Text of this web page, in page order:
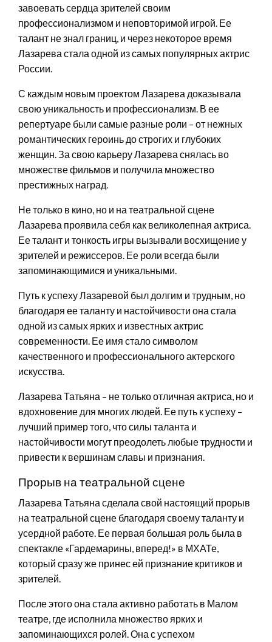
завоевать сердца зрителей своим
профессионализмом и неповторимой игрой. Ее
талант не знал границ, и через некоторое время
Лазарева стала одной из самых популярных актрис
России.
С каждым новым проектом Лазарева доказывала
свою уникальность и профессионализм. В ее
репертуаре были самые разные роли – от нежных
романтических героинь до строгих и глубоких
женщин. За свою карьеру Лазарева снялась во
множестве фильмов и получила множество
престижных наград.
Не только в кино, но и на театральной сцене
Лазарева проявила себя как великолепная актриса.
Ее талант и тонкость игры вызывали восхищение у
зрителей и режиссеров. Ее роли всегда были
запоминающимися и уникальными.
Путь к успеху Лазаревой был долгим и трудным, но
благодаря ее таланту и настойчивости она стала
одной из самых ярких и известных актрис
современности. Ее имя стало символом
качественного и профессионального актерского
искусства.
Лазарева Татьяна – не только отличная актриса, но и
вдохновение для многих людей. Ее путь к успеху –
лучший пример того, что силы таланта и
настойчивости могут преодолеть любые трудности и
привести к вершинам славы и признания.
Прорыв на театральной сцене
Лазарева Татьяна сделала свой настоящий прорыв
на театральной сцене благодаря своему таланту и
усердной работе. Ее первая большая роль была в
спектакле «Гардемарины, вперед!» в МХАТе,
который сразу же принес ей признание критиков и
зрителей.
После этого она стала активно работать в Малом
театре, где исполнила множество ярких и
запоминающихся ролей. Она с успехом